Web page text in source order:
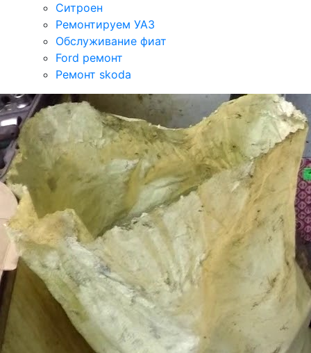
Ситроен
Ремонтируем УАЗ
Обслуживание фиат
Ford ремонт
Ремонт skoda